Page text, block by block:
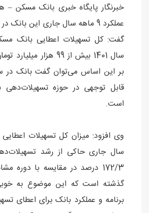
خبرنگار پایگاه خبری بانک مسکن –
عملکرد 9 ماهه سال جاری این
سال 1401 بیش از 99 هزار
بر این اساس می‌توان گفت بانک در
قابل توجهی در حوزه تسهیلات‌دهی
است.
وی افزود: میزان کل تسهیلات
سال جاری حاکی از رشد
172/3 درصد در مقایسه با
گذشته است که این موضوع به
برنامه و عملکرد بانک برای اعطای